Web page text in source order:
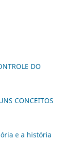
DO
CONCEITOS
e a história